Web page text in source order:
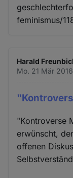
feminismus/
Harald
Mo. 21 Mär
"Kontroverse
erwünscht,
offenen